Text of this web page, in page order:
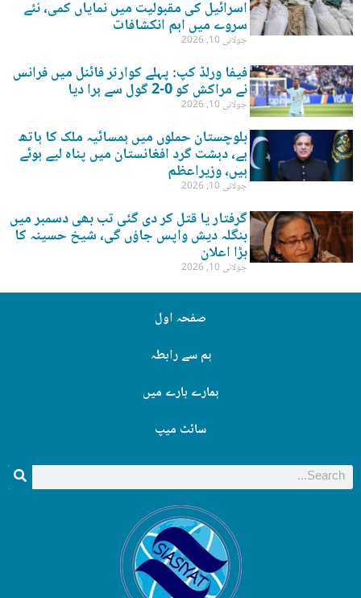
اسرائیل کی مقبولیت میں نمایاں کمی، نئے
سروے میں اہم انکشافات
جولائی 10, 2026
فیفا ورلڈ کپ: پہلے کوارٹر فائنل میں فرانس
نے مراکش کو 0-2 گول سے ہرا دیا
جولائی 10, 2026
بلوچستان حملوں میں ہمسائیہ ملک کا ہاتھ
ہے، دہشت گرد افغانستان میں پناہ لیے ہوئے
ہیں، وزیراعظم
جولائی 10, 2026
گرفتار یا قتل کر دی گئی تب بھی دسمبر میں
بنگلہ دیش واپس جاؤں گی، شیخ حسینہ کا
بڑا اعلان
جولائی 10, 2026
صفحہ اول
ہم سے رابطہ
ہمارے بارے میں
سائٹ میپ